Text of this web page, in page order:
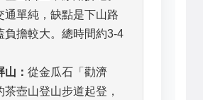
通單純，缺點是下山路
負擔較大。總時間約3-4
山： 從金瓜石「勸濟
茶壺山登山步道起登，